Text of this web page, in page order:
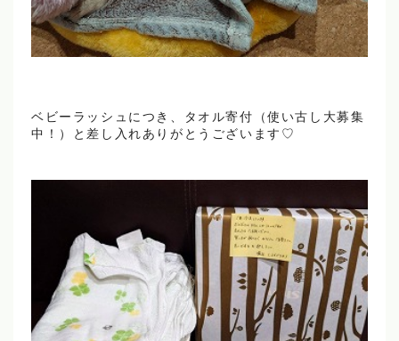
ベビーラッシュにつき、タオル寄付（使い古し大募集
中！）と差し入れありがとうございます♡